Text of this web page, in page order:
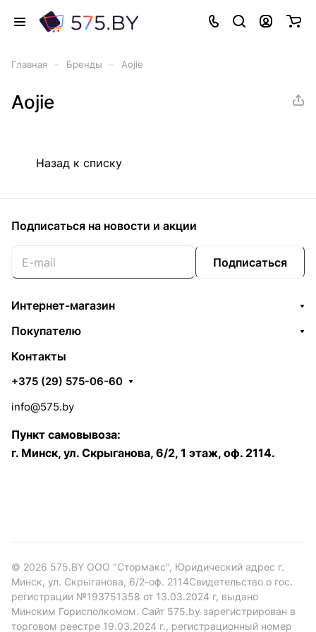
Главная Бренды Aojie
Aojie
Назад к списку
Подписаться на новости и акции
Подписаться
Интернет-магазин
Покупателю
Контакты
+375 (29) 575-06-60
info@575.by
Пункт самовывоза:
г. Минск, ул. Скрыганова, 6/2, 1 этаж, оф. 2114.
© 2026 575.BY ООО "Стормакс", Юридический адрес г.
Минск, ул. Скрыганова, 6/2-оф. 2114Свидетельство о гос.
регистрации №193751358 от 13.03.2024 г, выдано
Минским Горисполкомом. Сайт 575.by зарегистрирован в
торговом реестре 19.03.2024 г., регистрационный номер